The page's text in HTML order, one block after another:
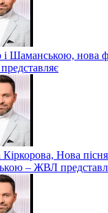
і Шаманською, нова
Кіркорова, Нова
– ЖВЛ